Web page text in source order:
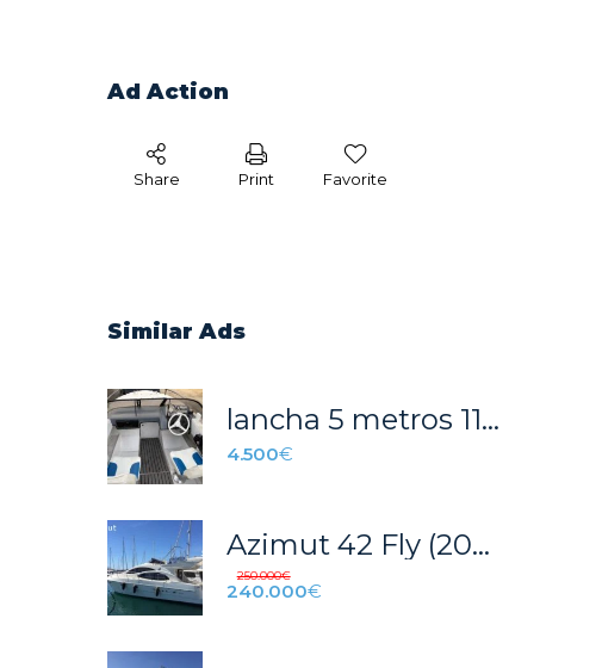
Ad Action
Share Print Favorite
Similar Ads
lancha 5 metros 115 cv
4.500€
Azimut 42 Fly (2003)
250.000€
240.000€